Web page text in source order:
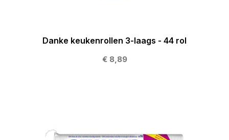
Danke keukenrollen 3-laags - 44 rol
€ 8,89